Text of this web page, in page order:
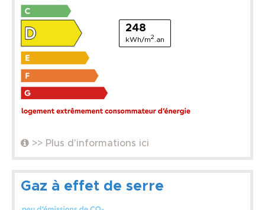
248
kWh/m2 .an
>> Plus d'informations ici
Gaz à effet de serre